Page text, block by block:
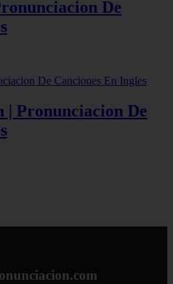
De
| Pronunciacion De